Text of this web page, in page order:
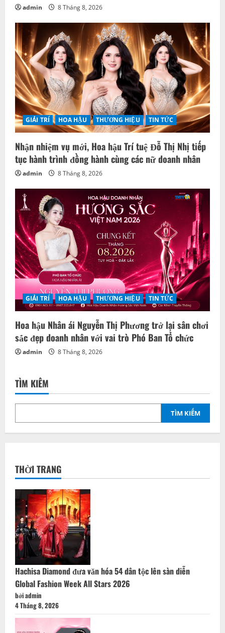
admin 8 Tháng 8, 2026
GIẢI TRÍ HOA HẬU THƯƠNG HIỆU TIN TỨC
Nhận nhiệm vụ mới, Hoa hậu Trí tuệ Đỗ Thị Nhị tiếp
tục hành trình đồng hành cùng các nữ doanh nhân
admin 8 Tháng 8, 2026
GIẢI TRÍ HOA HẬU THƯƠNG HIỆU TIN TỨC
Hoa hậu Nhân ái Nguyễn Thị Phương trở lại sân chơi
sắc đẹp doanh nhân với vai trò Phó Ban Tổ chức
admin 8 Tháng 8, 2026
TÌM KIẾM
TÌM KIẾM
THỜI TRANG
Hachisa Diamond đưa văn hóa 54 dân tộc lên sàn diễn
Global Fashion Week All Stars 2026
bởi admin
4 Tháng 8, 2026